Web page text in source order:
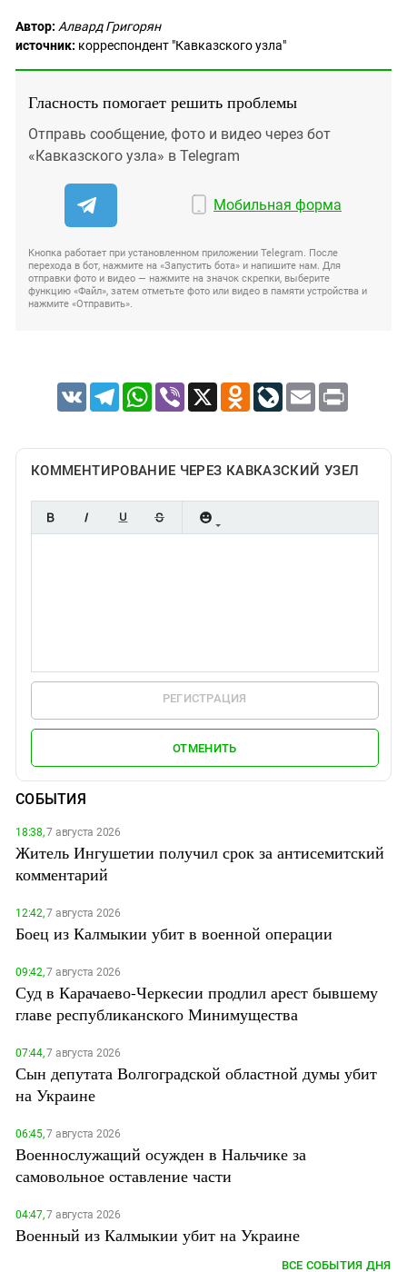
Автор: Алвард Григорян
источник: корреспондент "Кавказского узла"
Гласность помогает решить проблемы
Отправь сообщение, фото и видео через бот
«Кавказского узла» в Telegram
Мобильная форма
Кнопка работает при установленном приложении Telegram. После
перехода в бот, нажмите на «Запустить бота» и напишите нам. Для
отправки фото и видео — нажмите на значок скрепки, выберите
функцию «Файл», затем отметьте фото или видео в памяти устройства и
нажмите «Отправить».
VK TelegramWhatsApp
Viber X Odnoklassniki
LiveJournal
Email Print
КОММЕНТИРОВАНИЕ ЧЕРЕЗ КАВКАЗСКИЙ УЗЕЛ
РЕГИСТРАЦИЯ
ОТМЕНИТЬ
СОБЫТИЯ
18:38,7 августа 2026
Житель Ингушетии получил срок за антисемитский
комментарий
12:42,7 августа 2026
Боец из Калмыкии убит в военной операции
09:42,7 августа 2026
Суд в Карачаево-Черкесии продлил арест бывшему
главе республиканского Минимущества
07:44,7 августа 2026
Сын депутата Волгоградской областной думы убит
на Украине
06:45,7 августа 2026
Военнослужащий осужден в Нальчике за
самовольное оставление части
04:47,7 августа 2026
Военный из Калмыкии убит на Украине
ВСЕ СОБЫТИЯ ДНЯ